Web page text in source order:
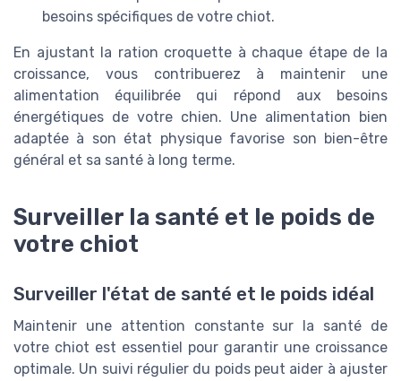
besoins spécifiques de votre chiot.
En ajustant la ration croquette à chaque étape de la
croissance, vous contribuerez à maintenir une
alimentation équilibrée qui répond aux besoins
énergétiques de votre chien. Une alimentation bien
adaptée à son état physique favorise son bien-être
général et sa santé à long terme.
Surveiller la santé et le poids de
votre chiot
Surveiller l'état de santé et le poids idéal
Maintenir une attention constante sur la santé de
votre chiot est essentiel pour garantir une croissance
optimale. Un suivi régulier du poids peut aider à ajuster